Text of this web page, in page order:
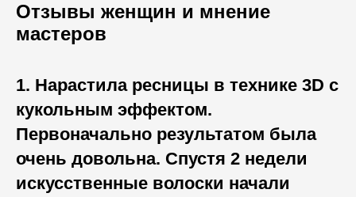
Отзывы женщин и мнение
мастеров
1. Нарастила ресницы в технике 3D с
кукольным эффектом.
Первоначально результатом была
очень довольна. Спустя 2 недели
искусственные волоски начали